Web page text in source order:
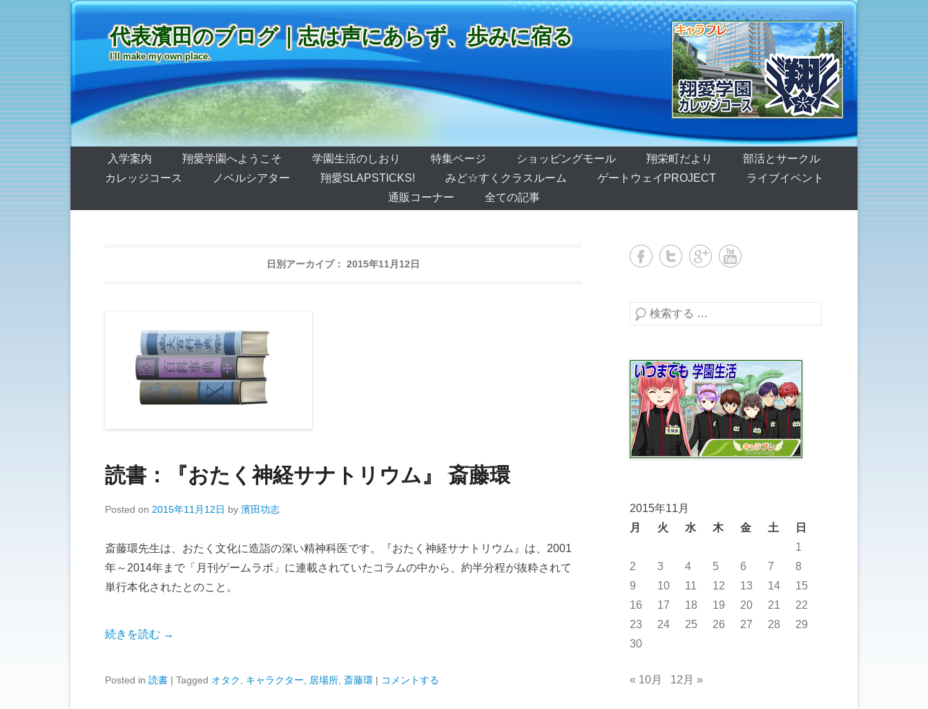
代表濱田のブログ｜志は声にあらず、歩みに宿る
I'll make my own place.
第1メニュー
コンテンツへ移動
入学案内 翔愛学園へようこそ 学園生活のしおり 特集ページ ショッピングモール 翔栄町だより
部活とサークル
カレッジコース
ノベルシアター 翔愛SLAPSTICKS! みど☆すくクラスルーム ゲートウェイPROJECT
ライブイベント
通販コーナー
全ての記事
日別アーカイブ： 2015年11月12日
読書：『おたく神経サナトリウム』 斎藤環
Posted on 2015年11月12日 by 濱田功志
斎藤環先生は、おたく文化に造詣の深い精神科医です。『おたく神経サナトリウム』は、2001
年～2014年まで「月刊ゲームラボ」に連載されていたコラムの中から、約半分程が抜粋されて
単行本化されたとのこと。
続きを読む →
Posted in 読書 | Tagged オタク キャラクター 居場所 斎藤環 | コメントする
検索する
2015年11月
月
火 水 木 金 土
日
1
2
3 4 5 6 7
8
9
10 11 12 13 14
15
16
17 18 19 20 21
22
23
24 25 26 27 28
29
30
« 10月 12月 »